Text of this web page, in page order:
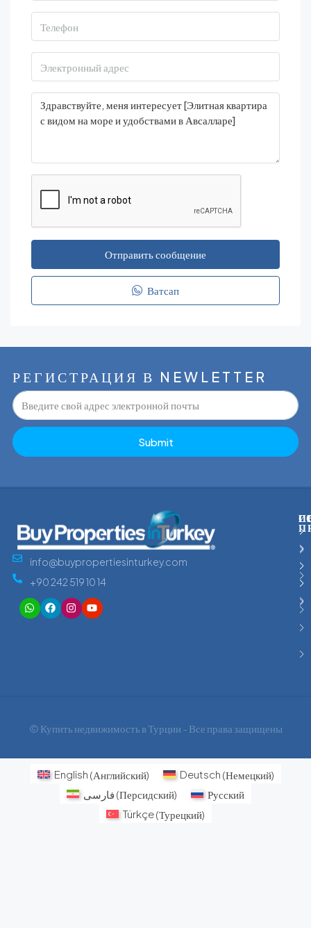
Отправить сообщение
Ватсап
РЕГИСТРАЦИЯ В NEWLETTER
Submit
info@buypropertiesinturkey.com
+90 242 519 10 14
© Купить недвижимость в Турции - Все права защищены
English (Английский) Deutsch (Немецкий)
فارسی (Персидский)
Русский
Türkçe(Турецкий)